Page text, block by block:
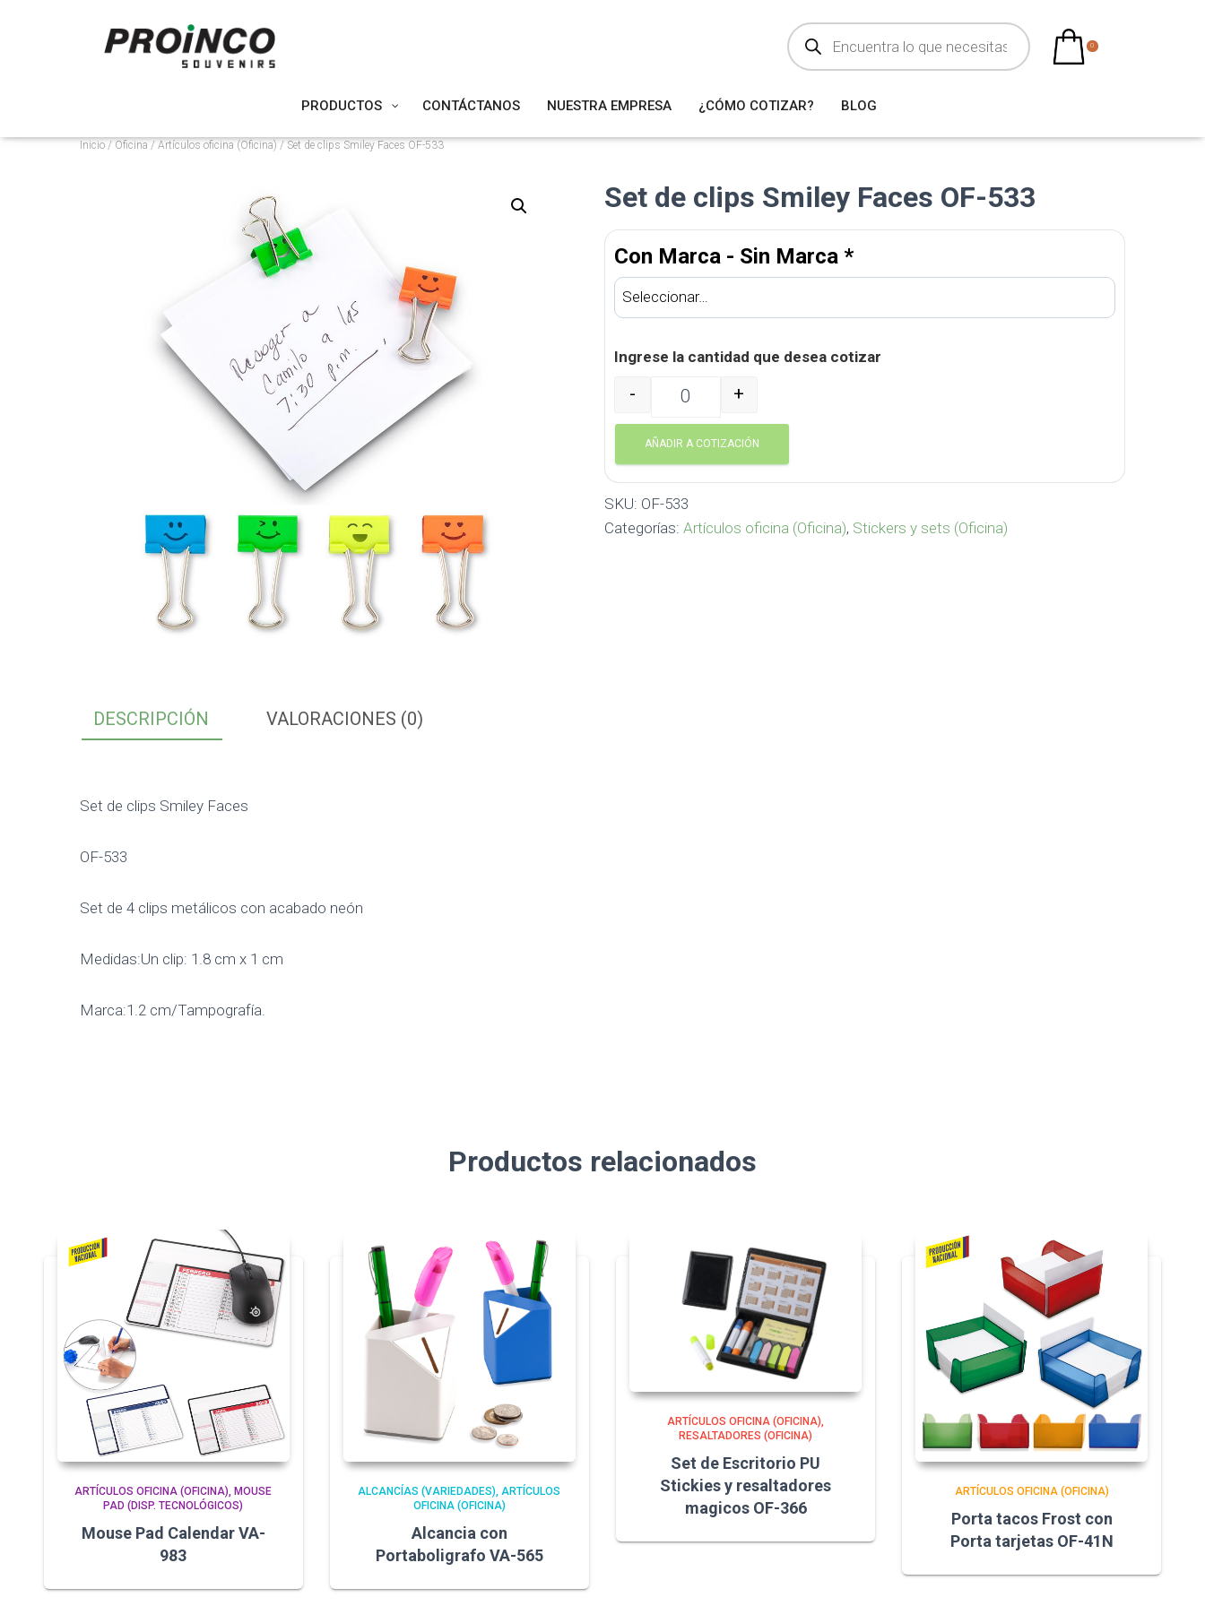
ú
q
a
d
t
o
0
PRODUCTOS CONTÁCTANOS NUESTRA EMPRESA ¿CÓMO COTIZAR? BLOG
Inicio/ Oficina / Artículos oficina (Oficina) / Set de clips Smiley Faces OF-533
Set de clips Smiley Faces OF-533
Con Marca - Sin Marca *
Ingrese la cantidad que desea cotizar
Set de clips Smiley Faces OF-533 cantidad
- +
AÑADIR A COTIZACIÓN
SKU: OF-533
Categorías: Artículos oficina (Oficina), Stickers y sets (Oficina)
DESCRIPCIÓN VALORACIONES (0)
Set de clips Smiley Faces
OF-533
Set de 4 clips metálicos con acabado neón
Medidas:Un clip: 1.8 cm x 1 cm
Marca:1.2 cm/Tampografía.
Productos relacionados
ARTÍCULOS OFICINA (OFICINA) MOUSE
PAD (DISP. TECNOLÓGICOS)
Mouse Pad Calendar VA-
983
ALCANCÍAS (VARIEDADES) ARTÍCULOS
OFICINA (OFICINA)
Alcancia con
Portaboligrafo VA-565
ARTÍCULOS OFICINA (OFICINA)
RESALTADORES (OFICINA)
Set de Escritorio PU
Stickies y resaltadores
magicos OF-366
ARTÍCULOS OFICINA (OFICINA)
Porta tacos Frost con
Porta tarjetas OF-41N